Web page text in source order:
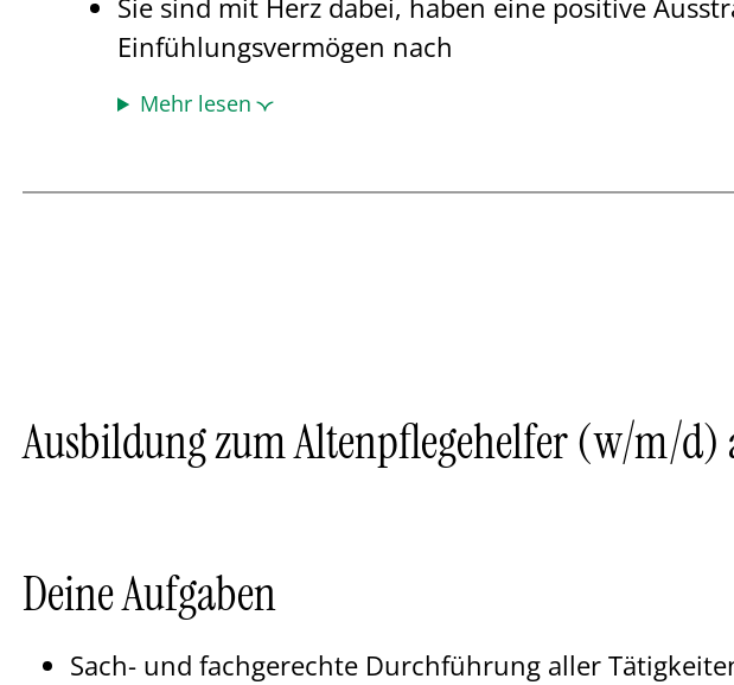
Sie sind mit Herz dabei, haben eine positive
Einfühlungsvermögen nach
Mehr lesen
Ausbildung zum Altenpflegehelfer (w/m/d)
Deine Aufgaben
Sach- und fachgerechte Durchführung aller